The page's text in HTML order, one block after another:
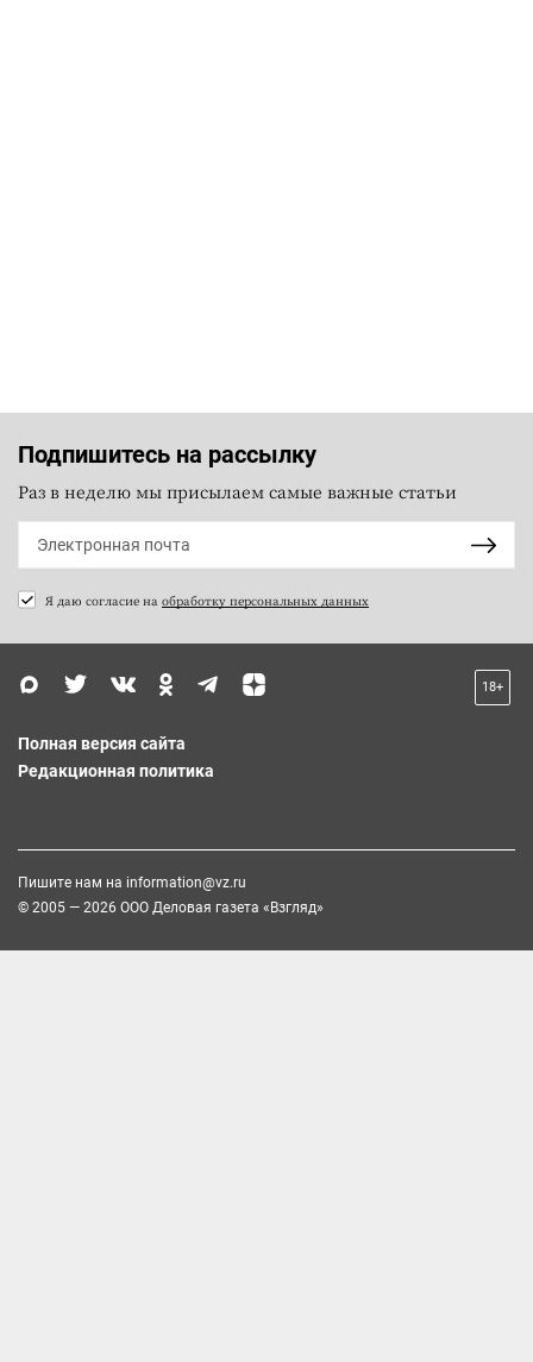
Подпишитесь на рассылку
Раз в неделю мы присылаем самые важные статьи
Я даю согласие на обработку персональных данных
18+
Полная версия сайта
Редакционная политика
Пишите нам на information@vz.ru
© 2005 — 2026 ООО Деловая газета «Взгляд»